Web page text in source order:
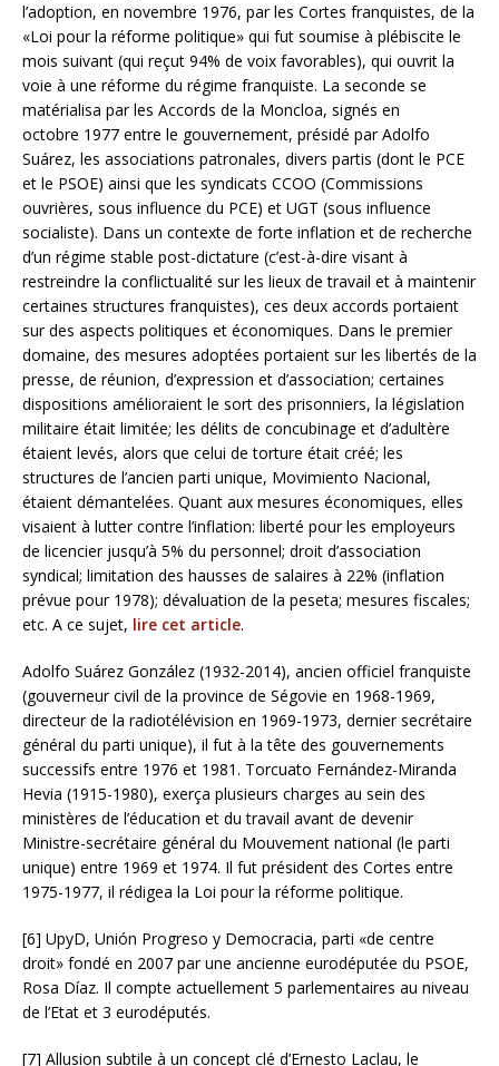
l’adoption, en novembre 1976, par les Cortes franquistes, de la
«Loi pour la réforme politique» qui fut soumise à plébiscite le
mois suivant (qui reçut 94% de voix favorables), qui ouvrit la
voie à une réforme du régime franquiste. La seconde se
matérialisa par les Accords de la Moncloa, signés en
octobre 1977 entre le gouvernement, présidé par Adolfo
Suárez, les associations patronales, divers partis (dont le PCE
et le PSOE) ainsi que les syndicats CCOO (Commissions
ouvrières, sous influence du PCE) et UGT (sous influence
socialiste). Dans un contexte de forte inflation et de recherche
d’un régime stable post-dictature (c’est-à-dire visant à
restreindre la conflictualité sur les lieux de travail et à maintenir
certaines structures franquistes), ces deux accords portaient
sur des aspects politiques et économiques. Dans le premier
domaine, des mesures adoptées portaient sur les libertés de la
presse, de réunion, d’expression et d’association; certaines
dispositions amélioraient le sort des prisonniers, la législation
militaire était limitée; les délits de concubinage et d’adultère
étaient levés, alors que celui de torture était créé; les
structures de l’ancien parti unique, Movimiento Nacional,
étaient démantelées. Quant aux mesures économiques, elles
visaient à lutter contre l’inflation: liberté pour les employeurs
de licencier jusqu’à 5% du personnel; droit d’association
syndical; limitation des hausses de salaires à 22% (inflation
prévue pour 1978); dévaluation de la peseta; mesures fiscales;
etc. A ce sujet, lire cet article.
Adolfo Suárez González (1932-2014), ancien officiel franquiste
(gouverneur civil de la province de Ségovie en 1968-1969,
directeur de la radiotélévision en 1969-1973, dernier secrétaire
général du parti unique), il fut à la tête des gouvernements
successifs entre 1976 et 1981. Torcuato Fernández-Miranda
Hevia (1915-1980), exerça plusieurs charges au sein des
ministères de l’éducation et du travail avant de devenir
Ministre-secrétaire général du Mouvement national (le parti
unique) entre 1969 et 1974. Il fut président des Cortes entre
1975-1977, il rédigea la Loi pour la réforme politique.
[6] UpyD, Unión Progreso y Democracia, parti «de centre
droit» fondé en 2007 par une ancienne eurodéputée du PSOE,
Rosa Díaz. Il compte actuellement 5 parlementaires au niveau
de l’Etat et 3 eurodéputés.
[7] Allusion subtile à un concept clé d’Ernesto Laclau, le